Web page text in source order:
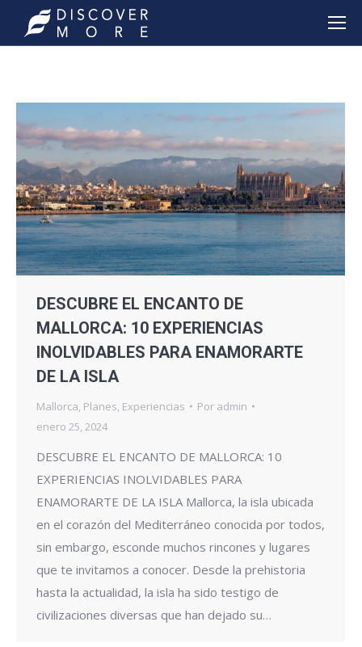
DESCUBRE EL ENCANTO DE
MALLORCA: 10 EXPERIENCIAS
INOLVIDABLES PARA ENAMORARTE
DE LA ISLA
Mallorca Planes Experiencias Por admin
enero 25, 2024
DESCUBRE EL ENCANTO DE MALLORCA: 10
EXPERIENCIAS INOLVIDABLES PARA
ENAMORARTE DE LA ISLA Mallorca, la isla ubicada
en el corazón del Mediterráneo conocida por todos,
sin embargo, esconde muchos rincones y lugares
que te invitamos a conocer. Desde la prehistoria
hasta la actualidad, la isla ha sido testigo de
civilizaciones diversas que han dejado su…